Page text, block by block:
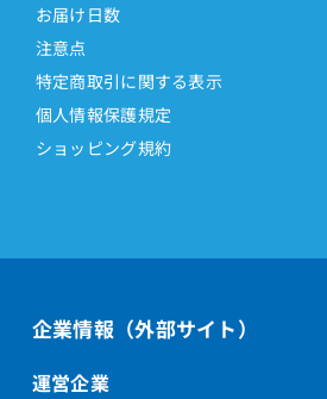
お届け日数
注意点
特定商取引に関する表示
個人情報保護規定
ショッピング規約
企業情報（外部サイト）
運営企業